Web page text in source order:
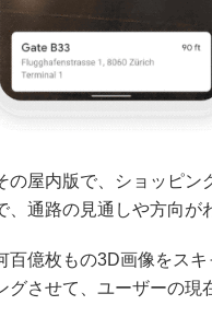
屋内版で、ショッピン
通路の見通しや方向が
億枚もの3D画像をスキ
させて、ユーザーの現